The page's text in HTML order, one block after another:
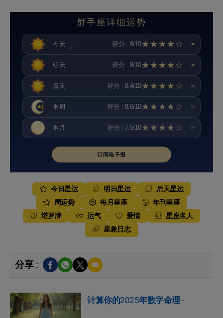
射手座详细运势
今天 评分 : 8/10★★★★☆ >
明天 评分 : 8/10★★★★☆ >
后天 评分 : 8.4/10★★★★☆ >
本周 评分 : 8.6/10★★★★☆ >
本月 评分 : 7.5/10★★★★☆ >
订阅电子报
今日星运 明日星运
后天星运
周运势
每月星座
年刊星座
塔罗牌
运气 爱情
星座名人
星象日志
分享 :
计算你的2025年数字命理-